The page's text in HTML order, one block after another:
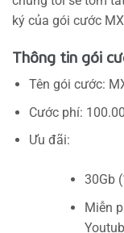
ký của gói cước
Thông tin gói
Tên gói cước:
Cước phí:
Ưu đãi:
30Gb
Miễn